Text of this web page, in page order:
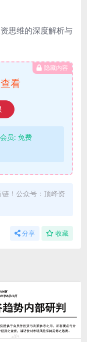
思维的深度解析与
隐藏内容
看
会员: 免费
！公众号：顶峰资
分享 收藏